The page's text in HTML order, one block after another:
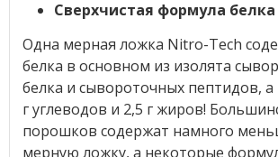
Сверхчистая формула белка
Одна мерная ложка Nitro-Tech
белка в основном из изолята
белка и сывороточных пептидов, а
г углеводов и 2,5 г жиров!
порошков содержат намного
мерную ложку, а некоторые